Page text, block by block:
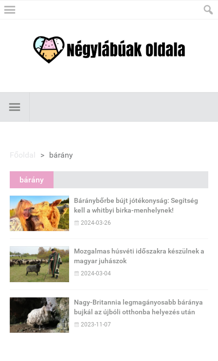
Főoldal > bárány
bárány
Báránybőrbe bújt jótékonyság: Segítség
kell a whitbyi birka-menhelynek!
2024-03-26
Mozgalmas húsvéti időszakra készülnek a
magyar juhászok
2024-03-04
Nagy-Britannia legmagányosabb báránya
bujkál az újbóli otthonba helyezés után
2023-11-07